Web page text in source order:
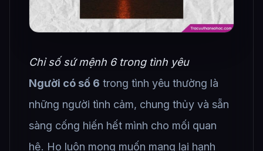
Chỉ số sứ mệnh 6 trong tình yêu
Người có số 6 trong tình yêu thường là
những người tình cảm, chung thủy và sẵn
sàng cống hiến hết mình cho mối quan
hệ. Họ luôn mong muốn mang lại hạnh